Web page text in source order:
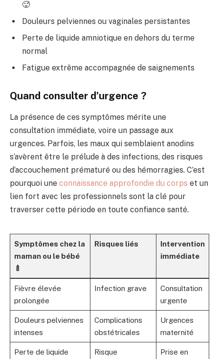
🥵
Douleurs pelviennes ou vaginales persistantes
Perte de liquide amniotique en dehors du terme
normal
Fatigue extrême accompagnée de saignements
Quand consulter d’urgence ?
La présence de ces symptômes mérite une
consultation immédiate, voire un passage aux
urgences. Parfois, les maux qui semblaient anodins
s’avèrent être le prélude à des infections, des risques
d’accouchement prématuré ou des hémorragies. C’est
pourquoi une connaissance approfondie du corps et un
lien fort avec les professionnels sont la clé pour
traverser cette période en toute confiance santé.
Symptômes chez la
maman ou le bébé
🍼
Risques liés
Intervention
immédiate
Fièvre élevée
prolongée
Infection grave
Consultation
urgente
Douleurs pelviennes
intenses
Complications
obstétricales
Urgences
maternité
Perte de liquide
Risque
Prise en